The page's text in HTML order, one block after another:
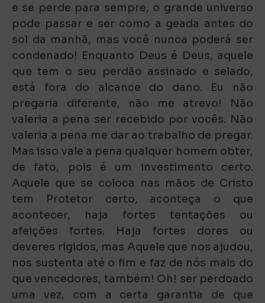
e se perde para sempre, o grande universo
pode passar e ser como a geada antes do
sol da manhã, mas você nunca poderá ser
condenado! Enquanto Deus é Deus, aquele
que tem o seu perdão assinado e selado,
está fora do alcance do dano. Eu não
pregaria diferente, não me atrevo! Não
valeria a pena ser recebido por vocês. Não
valeria a pena me dar ao trabalho de pregar.
Mas isso vale a pena qualquer homem obter,
de fato, pois é um investimento certo.
Aquele que se coloca nas mãos de Cristo
tem Protetor certo, aconteça o que
acontecer, haja fortes tentações ou
afeições fortes. Haja fortes dores ou
deveres rígidos, mas Aquele que nos ajudou,
nos sustenta até o fim e faz de nós mais do
que vencedores, também! Oh! ser perdoado
uma vez, com a certa garantia de que